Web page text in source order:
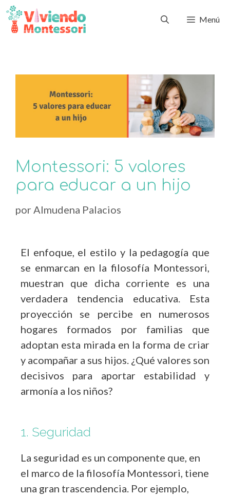
Menú
Montessori: 5 valores
para educar a un hijo
por Almudena Palacios
El enfoque, el estilo y la pedagogía que
se enmarcan en la filosofía Montessori,
muestran que dicha corriente es una
verdadera tendencia educativa. Esta
proyección se percibe en numerosos
hogares formados por familias que
adoptan esta mirada en la forma de criar
y acompañar a sus hijos. ¿Qué valores son
decisivos para aportar estabilidad y
armonía a los niños?
1. Seguridad
La seguridad es un componente que, en
el marco de la filosofía Montessori, tiene
una gran trascendencia. Por ejemplo,